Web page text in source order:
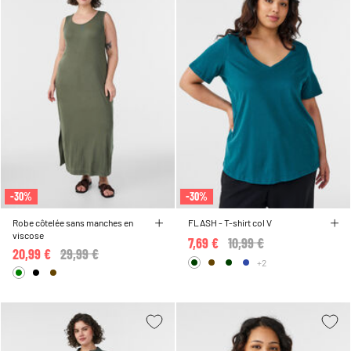
-30%
Robe côtelée sans manches en
viscose
Price reduced from
29,99 €
20,99 €
-30%
FLASH - T-shirt col V
Price reduced from
10,99 €
7,69 €
+2